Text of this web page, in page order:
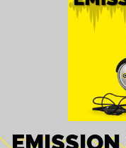
EMISSION